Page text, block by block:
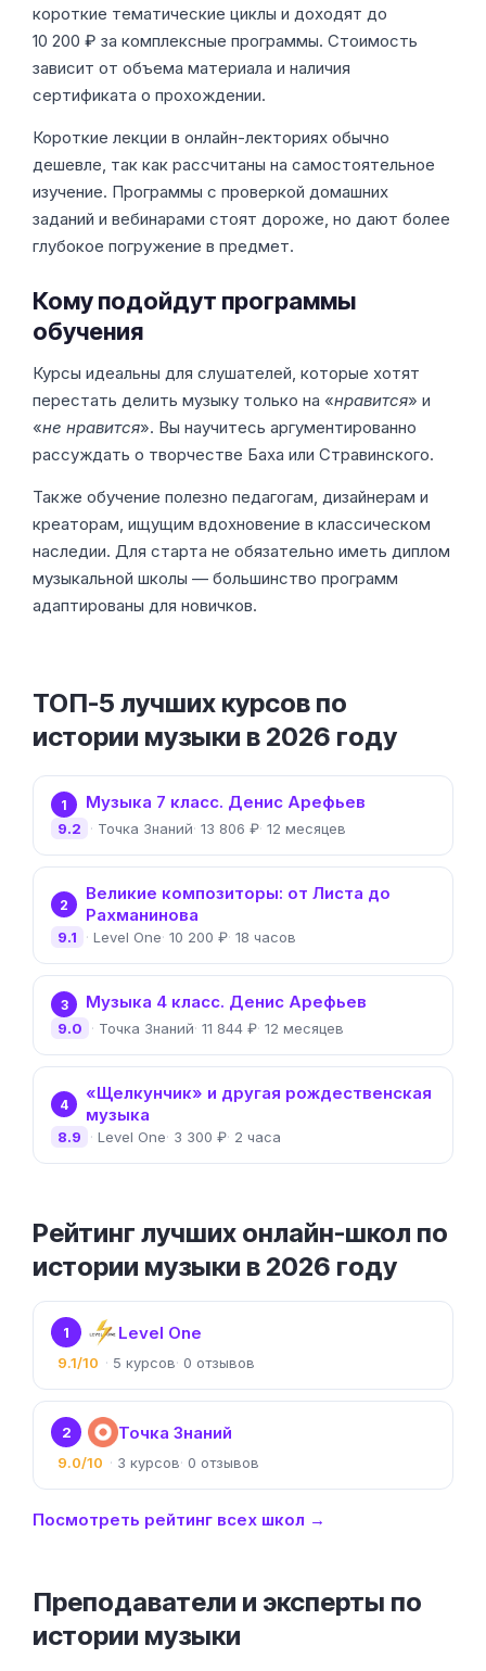
короткие тематические циклы и доходят до
10 200 ₽ за комплексные программы. Стоимость
зависит от объема материала и наличия
сертификата о прохождении.
Короткие лекции в онлайн-лекториях обычно
дешевле, так как рассчитаны на самостоятельное
изучение. Программы с проверкой домашних
заданий и вебинарами стоят дороже, но дают более
глубокое погружение в предмет.
Кому подойдут программы
обучения
Курсы идеальны для слушателей, которые хотят
перестать делить музыку только на «нравится» и
«не нравится». Вы научитесь аргументированно
рассуждать о творчестве Баха или Стравинского.
Также обучение полезно педагогам, дизайнерам и
креаторам, ищущим вдохновение в классическом
наследии. Для старта не обязательно иметь диплом
музыкальной школы — большинство программ
адаптированы для новичков.
ТОП-5 лучших курсов по
истории музыки в 2026 году
1 Музыка 7 класс. Денис Арефьев
Точка Знаний 13 806 ₽ 12 месяцев
9.2
2
Великие композиторы: от Листа до
Рахманинова
Level One 10 200 ₽ 18 часов
9.1
3 Музыка 4 класс. Денис Арефьев
Точка Знаний 11 844 ₽ 12 месяцев
9.0
4
«Щелкунчик» и другая рождественская
музыка
Level One 3 300 ₽ 2 часа
8.9
Рейтинг лучших онлайн-школ по
истории музыки в 2026 году
1 Level One
9.1/10 5 0
2 Точка Знаний
9.0/10 3 0
Посмотреть рейтинг всех школ →
Преподаватели и эксперты по
истории музыки